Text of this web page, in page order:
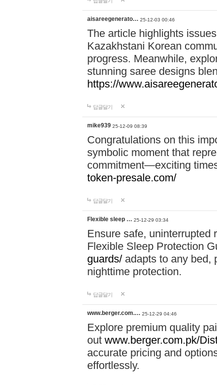
aisareegenerato… 25-12-03 00:46
The article highlights
Kazakhstani Korean
progress. Meanwhile,
stunning saree designs
https://
답글달기
mike939 25-12-09 08:39
Congratulations on this
symbolic moment that
commitment—exciting
token-presale.com/
답글달기
Flexible sleep … 25-12-29 03:34
Ensure safe, uninterrupted
Flexible Sleep Protection
guards/ adapts to any bed,
nighttime protection.
답글달기
www.berger.com.… 25-12-29 04:46
Explore premium quality
out www.berger.com.pk/
accurate pricing and
effortlessly.